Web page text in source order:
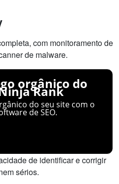
com monitoramento de
de malware.
orgânico do
Rank
do seu site com o
de SEO.
de identificar e corrigir
sérios.